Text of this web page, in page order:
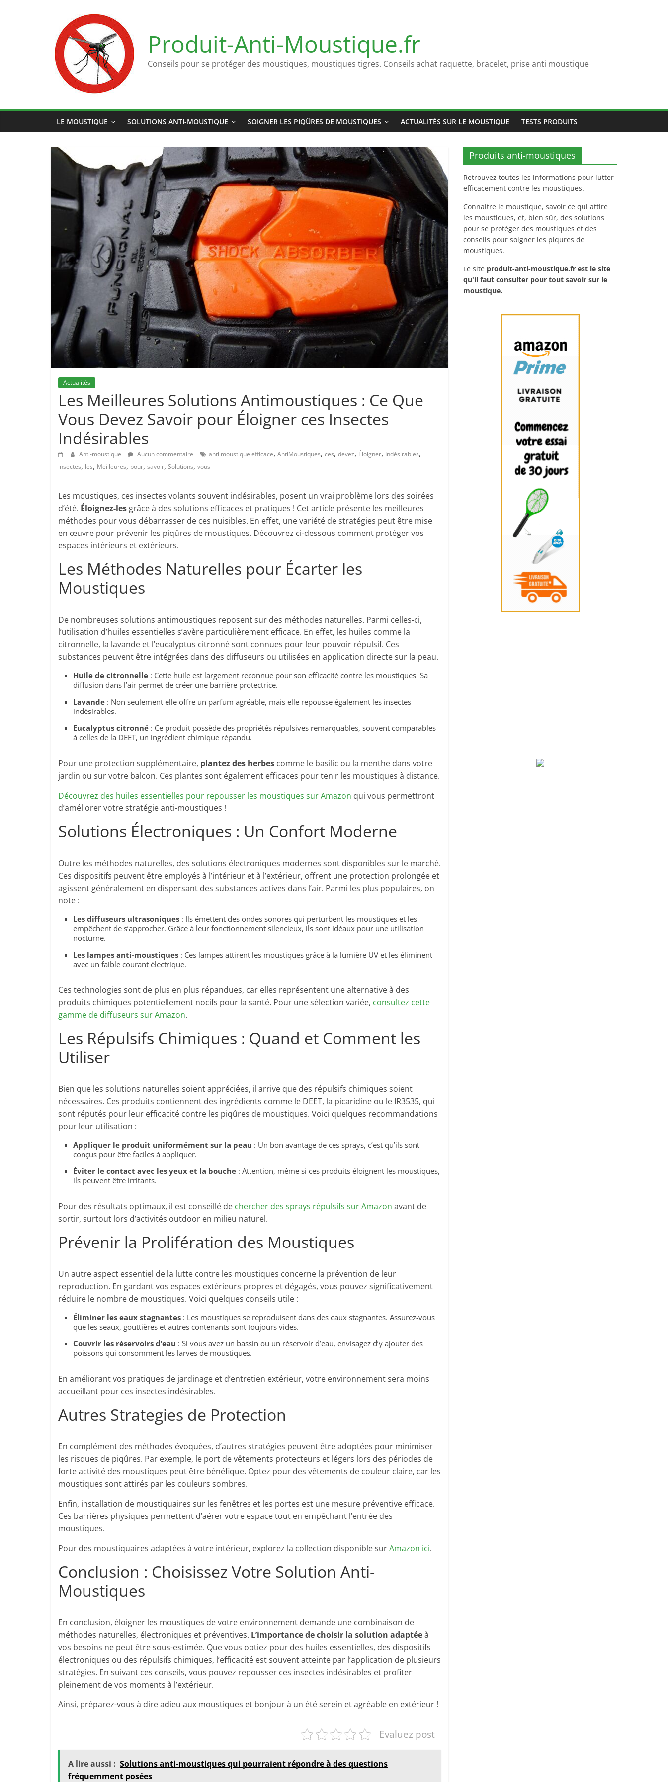
Produit-Anti-Moustique.fr
Conseils pour se protéger des moustiques, moustiques tigres. Conseils achat raquette, bracelet, prise anti moustique
LE MOUSTIQUE SOLUTIONS ANTI-MOUSTIQUE SOIGNER LES PIQÛRES DE MOUSTIQUES ACTUALITÉS SUR LE MOUSTIQUE TESTS PRODUITS
Actualités
Les Meilleures Solutions Antimoustiques : Ce Que
Vous Devez Savoir pour Éloigner ces Insectes
Indésirables
Anti-moustique Aucun commentaire anti moustique efficace, AntiMoustiques, ces, devez, Éloigner, Indésirables,
insectes, les, Meilleures, pour, savoir, Solutions, vous
Les moustiques, ces insectes volants souvent indésirables, posent un vrai problème lors des soirées
d’été. Éloignez-les grâce à des solutions efficaces et pratiques ! Cet article présente les meilleures
méthodes pour vous débarrasser de ces nuisibles. En effet, une variété de stratégies peut être mise
en œuvre pour prévenir les piqûres de moustiques. Découvrez ci-dessous comment protéger vos
espaces intérieurs et extérieurs.
Les Méthodes Naturelles pour Écarter les
Moustiques
De nombreuses solutions antimoustiques reposent sur des méthodes naturelles. Parmi celles-ci,
l’utilisation d’huiles essentielles s’avère particulièrement efficace. En effet, les huiles comme la
citronnelle, la lavande et l’eucalyptus citronné sont connues pour leur pouvoir répulsif. Ces
substances peuvent être intégrées dans des diffuseurs ou utilisées en application directe sur la peau.
Huile de citronnelle : Cette huile est largement reconnue pour son efficacité contre les moustiques. Sa
diffusion dans l’air permet de créer une barrière protectrice.
Lavande : Non seulement elle offre un parfum agréable, mais elle repousse également les insectes
indésirables.
Eucalyptus citronné : Ce produit possède des propriétés répulsives remarquables, souvent comparables
à celles de la DEET, un ingrédient chimique répandu.
Pour une protection supplémentaire, plantez des herbes comme le basilic ou la menthe dans votre
jardin ou sur votre balcon. Ces plantes sont également efficaces pour tenir les moustiques à distance.
Découvrez des huiles essentielles pour repousser les moustiques sur Amazon qui vous permettront
d’améliorer votre stratégie anti-moustiques !
Solutions Électroniques : Un Confort Moderne
Outre les méthodes naturelles, des solutions électroniques modernes sont disponibles sur le marché.
Ces dispositifs peuvent être employés à l’intérieur et à l’extérieur, offrent une protection prolongée et
agissent généralement en dispersant des substances actives dans l’air. Parmi les plus populaires, on
note :
Les diffuseurs ultrasoniques : Ils émettent des ondes sonores qui perturbent les moustiques et les
empêchent de s’approcher. Grâce à leur fonctionnement silencieux, ils sont idéaux pour une utilisation
nocturne.
Les lampes anti-moustiques : Ces lampes attirent les moustiques grâce à la lumière UV et les éliminent
avec un faible courant électrique.
Ces technologies sont de plus en plus répandues, car elles représentent une alternative à des
produits chimiques potentiellement nocifs pour la santé. Pour une sélection variée, consultez cette
gamme de diffuseurs sur Amazon.
Les Répulsifs Chimiques : Quand et Comment les
Utiliser
Bien que les solutions naturelles soient appréciées, il arrive que des répulsifs chimiques soient
nécessaires. Ces produits contiennent des ingrédients comme le DEET, la picaridine ou le IR3535, qui
sont réputés pour leur efficacité contre les piqûres de moustiques. Voici quelques recommandations
pour leur utilisation :
Appliquer le produit uniformément sur la peau : Un bon avantage de ces sprays, c’est qu’ils sont
conçus pour être faciles à appliquer.
Éviter le contact avec les yeux et la bouche : Attention, même si ces produits éloignent les moustiques,
ils peuvent être irritants.
Pour des résultats optimaux, il est conseillé de chercher des sprays répulsifs sur Amazon avant de
sortir, surtout lors d’activités outdoor en milieu naturel.
Prévenir la Prolifération des Moustiques
Un autre aspect essentiel de la lutte contre les moustiques concerne la prévention de leur
reproduction. En gardant vos espaces extérieurs propres et dégagés, vous pouvez significativement
réduire le nombre de moustiques. Voici quelques conseils utile :
Éliminer les eaux stagnantes : Les moustiques se reproduisent dans des eaux stagnantes. Assurez-vous
que les seaux, gouttières et autres contenants sont toujours vides.
Couvrir les réservoirs d’eau : Si vous avez un bassin ou un réservoir d’eau, envisagez d’y ajouter des
poissons qui consomment les larves de moustiques.
En améliorant vos pratiques de jardinage et d’entretien extérieur, votre environnement sera moins
accueillant pour ces insectes indésirables.
Autres Strategies de Protection
En complément des méthodes évoquées, d’autres stratégies peuvent être adoptées pour minimiser
les risques de piqûres. Par exemple, le port de vêtements protecteurs et légers lors des périodes de
forte activité des moustiques peut être bénéfique. Optez pour des vêtements de couleur claire, car les
moustiques sont attirés par les couleurs sombres.
Enfin, installation de moustiquaires sur les fenêtres et les portes est une mesure préventive efficace.
Ces barrières physiques permettent d’aérer votre espace tout en empêchant l’entrée des
moustiques.
Pour des moustiquaires adaptées à votre intérieur, explorez la collection disponible surAmazon ici.
Conclusion : Choisissez Votre Solution Anti-
Moustiques
En conclusion, éloigner les moustiques de votre environnement demande une combinaison de
méthodes naturelles, électroniques et préventives. L’importance de choisir la solution adaptéeà
vos besoins ne peut être sous-estimée. Que vous optiez pour des huiles essentielles, des dispositifs
électroniques ou des répulsifs chimiques, l’efficacité est souvent atteinte par l’application de plusieurs
stratégies. En suivant ces conseils, vous pouvez repousser ces insectes indésirables et profiter
pleinement de vos moments à l’extérieur.
Ainsi, préparez-vous à dire adieu aux moustiques et bonjour à un été serein et agréable en extérieur !
Evaluez post
A lire aussi : Solutions anti-moustiques qui pourraient répondre à des questions
fréquemment posées
Produits anti-moustiques
Retrouvez toutes les informations pour lutter
efficacement contre les moustiques.
Connaitre le moustique, savoir ce qui attire
les moustiques, et, bien sûr, des solutions
pour se protéger des moustiques et des
conseils pour soigner les piqures de
moustiques.
Le site produit-anti-moustique.fr est le site
qu'il faut consulter pour tout savoir sur le
moustique.